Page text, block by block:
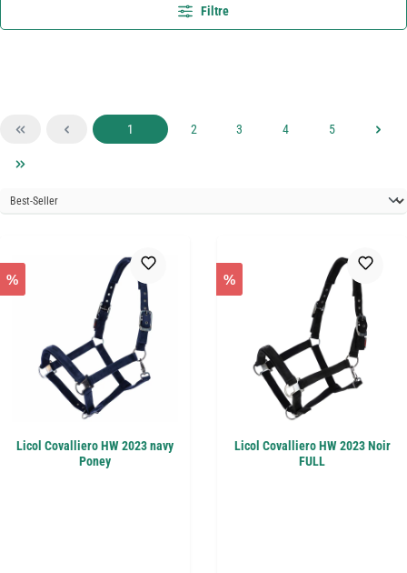
Filtre
Page
1 Page
2 Page
3 Page
4 Page
5
%
Licol Covalliero HW 2023 navy
Poney
%
Licol Covalliero HW 2023 Noir
FULL